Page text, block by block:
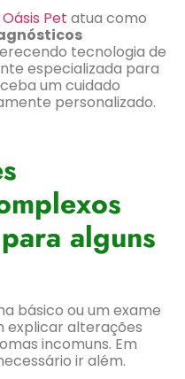
Pet atua como
tecnologia de
especializada para
um cuidado
personalizado.
alguns
básico ou um exame
explicar alterações
incomuns. Em
ir além.